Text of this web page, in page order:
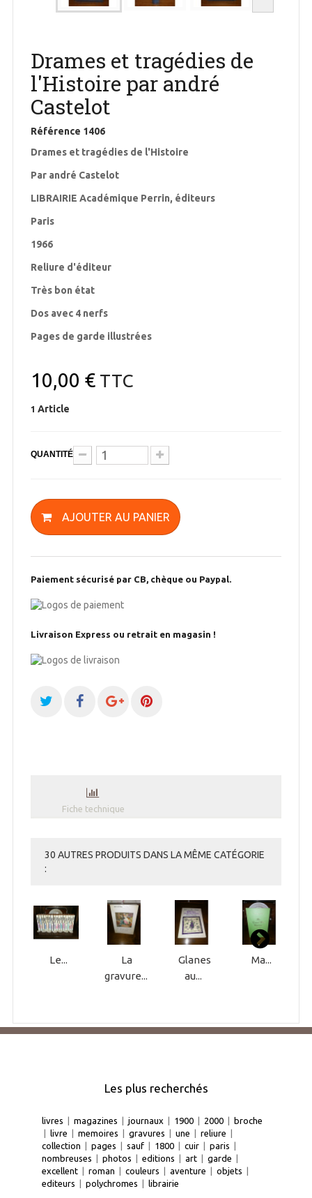
Drames et tragédies de
l'Histoire par andré
Castelot
Référence 1406
Drames et tragédies de l'Histoire
Par andré Castelot
LIBRAIRIE Académique Perrin, éditeurs
Paris
1966
Reliure d'éditeur
Très bon état
Dos avec 4 nerfs
Pages de garde illustrées
10,00 €TTC
1 Article
QUANTITÉ
AJOUTER AU PANIER
Paiement sécurisé par CB, chèque ou Paypal.
Livraison Express ou retrait en magasin !
Fiche technique
30 AUTRES PRODUITS DANS LA MÊME CATÉGORIE
:
Le...
La
gravure...
Glanes
au...
Ma...
Les plus recherchés
livres | magazines | journaux | 1900 | 2000 | broche
| livre | memoires | gravures | une | reliure |
collection | pages | sauf | 1800 | cuir | paris |
nombreuses | photos | editions | art | garde |
excellent | roman | couleurs | aventure | objets |
editeurs | polychromes | librairie